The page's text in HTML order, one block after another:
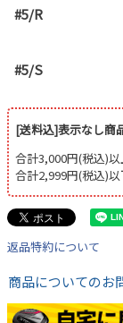
#5/R
#5/S
[送料込]表示なし商
合計3,000円(税込)
合計2,999円(税込)
返品特約について
商品についてのお